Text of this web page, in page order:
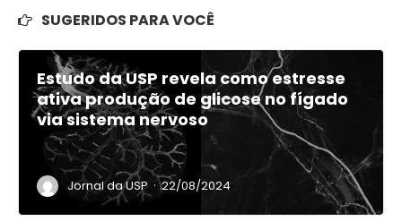
SUGERIDOS PARA VOCÊ
Estudo da USP revela como estresse
ativa produção de glicose no fígado
via sistema nervoso
Jornal da USP · 22/08/2024